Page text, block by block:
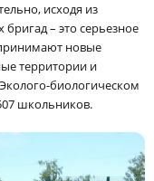
исходя из
– это серьезное
новые
территории и
биологическом
школьников.